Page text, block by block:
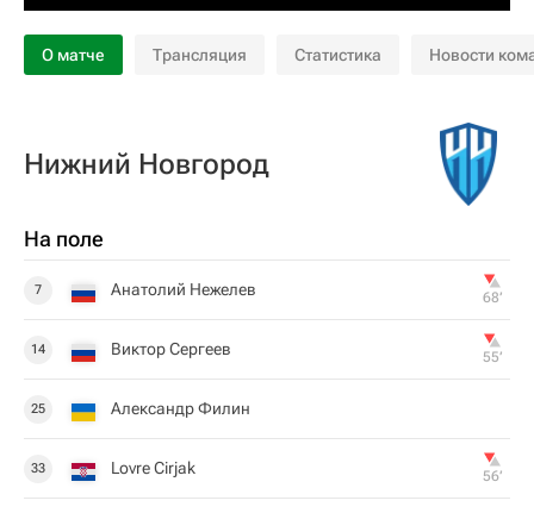
О матче Трансляция Статистика Новости
Нижний Новгород
На поле
7 Анатолий Нежелев 68‎’‎
14 Виктор Сергеев 55‎’‎
25 Александр Филин
33 Lovre Cirjak 56‎’‎